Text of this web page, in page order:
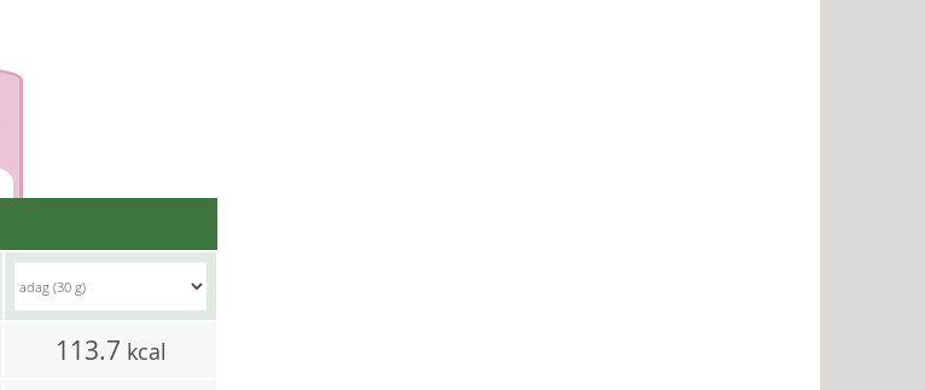
113.7 kcal